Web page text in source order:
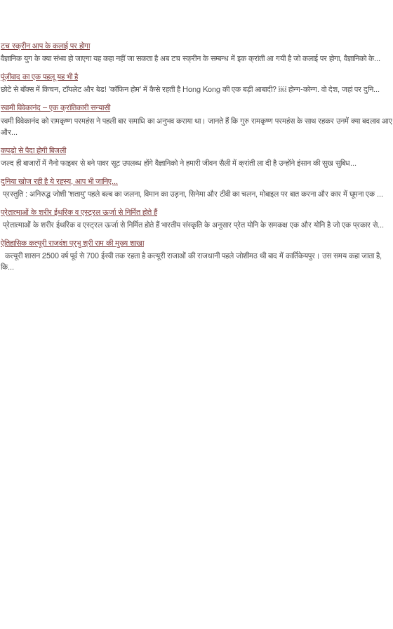
टच स्क्रीन आप के कलाई पर होगा
वैज्ञानिक युग के क्या संभव हो जाएगा यह कहा नहीं जा सकता है अब टच स्क्रीन के सम्बन्ध में इक क्रांती आ गयी है जो कलाई पर होगा, वैज्ञानिको के...
पूंजीवाद का एक पहलू यह भी है
छोटे से बॉक्‍स में किचन, टॉयलेट और बेड! 'कॉफिन होम' में कैसे रहती है Hong Kong की एक बड़ी आबादी? ￼ होन्ग-कोन्ग. वो देश, जहां पर दुनि...
स्वामी विवेकानंद – एक क्रांतिकारी सन्यासी
स्वमी विवेकानंद को रामकृष्ण परमहंस ने पहली बार समाधि का अनुभव कराया था। जानते हैं कि गुरु रामकृष्ण परमहंस के साथ रहकर उनमें क्या बदलाव आए
और...
कपड़ो से पैदा होगी बिजली
जल्द ही बाजारों में नैनो फाइबर से बने पावर सूट उपलब्ध होंगे वैज्ञानिको ने हमारी जीवन सैली में क्रांती ला दी है उन्होंने इंसान की सुख सुबिध...
दुनिया खोज रही है ये रहस्य, आप भी जानिए...
प्रस्तुति : अनिरुद्ध जोशी 'शतायु' पहले बल्ब का जलना, विमान का उड़ना, सिनेमा और टीवी का चलन, मोबाइल पर बात करना और कार में घूमना एक ...
प्रेतात्माओं के शरीर ईथरिक व एस्ट्रल ऊर्जा से निर्मित होते हैं
प्रेतात्माओं के शरीर ईथरिक व एस्ट्रल ऊर्जा से निर्मित होते हैं भारतीय संस्कृति के अनुसार प्रेत योनि के समकक्ष एक और योनि है जो एक प्रकार से...
ऐतिहासिक कत्यूरी राजवंश प्रभु श्री राम की मुख्य शाखा
कत्यूरी शासन 2500 वर्ष पूर्व से 700 ईस्वी तक रहता है कत्यूरी राजाओं की राजधानी पहले जोशीमठ थी बाद में कार्तिकेयपुर। उस समय कहा जाता है,
कि...